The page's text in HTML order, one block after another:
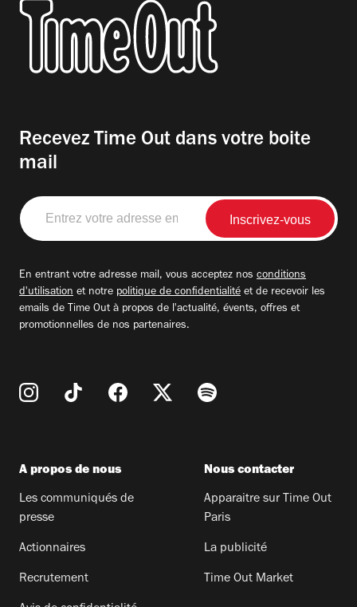
Recevez Time Out dans votre boite
mail
Entrez
votre
adresse
En entrant votre adresse mail, vous acceptez nos conditions
d'utilisation et notre politique de confidentialité et de recevoir les
emails de Time Out à propos de l'actualité, évents, offres et
promotionnelles de nos partenaires.
A propos de nous
Les communiqués de
presse
Actionnaires
Recrutement
Nous contacter
Apparaitre sur Time Out
Paris
La publicité
Time Out Market